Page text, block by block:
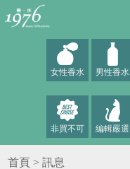
女性香水 男性香水
非買不可 編輯嚴選
首頁 > 訊息